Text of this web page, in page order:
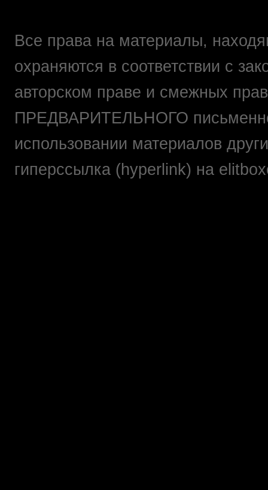
Все права на материалы,
охраняются в соответствии с
авторском праве и смежных
ПРЕДВАРИТЕЛЬНОГО
использовании материалов
гиперссылка (hyperlink) на